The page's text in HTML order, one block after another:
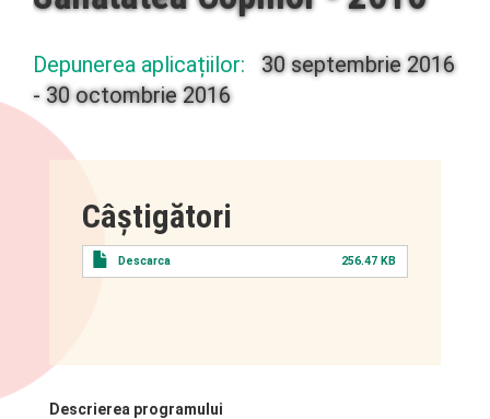
Depunerea aplicațiilor:
30 septembrie 2016
- 30 octombrie 2016
Câştigători
Descarca 256.47 KB
Descrierea programului